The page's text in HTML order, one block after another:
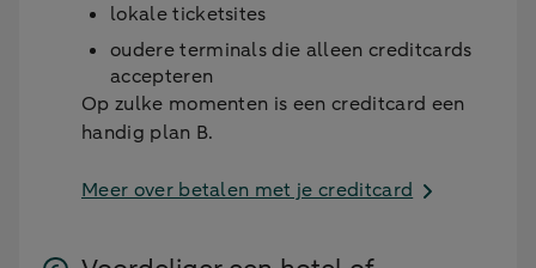
lokale ticketsites
oudere terminals die alleen creditcards
accepteren
Op zulke momenten is een creditcard een
handig plan B.
Meer over betalen met je creditcard